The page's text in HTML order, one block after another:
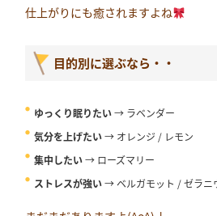
仕上がりにも癒されますよね
目的別に選ぶなら・・
ゆっくり眠りたい→ ラベンダー
気分を上げたい→ オレンジ / レモン
集中したい→ ローズマリー
ストレスが強い→ベルガモット /ゼラニ